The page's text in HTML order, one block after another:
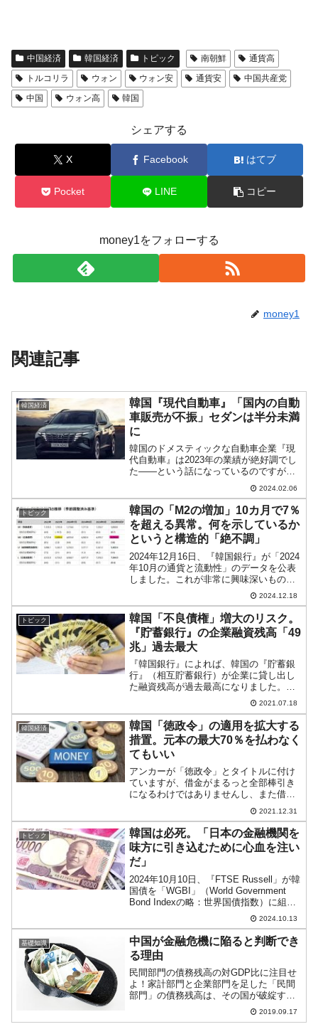
中国経済 韓国経済 トピック 南朝鮮
通貨高
トルコリラ
ウォン ウォン安 通貨安
中国共産党
中国
ウォン高 韓国
シェアする
X Facebook はてブ
Pocket LINE コピー
money1をフォローする
money1
関連記事
韓国経済
韓国『現代自動車』「国内の自動
車販売が不振」セダンは半分未満
に
韓国のドメスティックな自動車企業『現
代自動車』は2023年の業績が絶好調でし
た――という話になっているのですが、
実は足元の「国内」がぐらついていま
す。非常に面白いデータが出ています。
2024年01月の韓国内の自動車販売台数が
不振だったのです...
2024.02.06
トピック
韓国の「M2の増加」10カ月で7％
を超える異常。何を示しているか
というと構造的「絶不調」
2024年12月16日、『韓国銀行』が「2024
年10月の通貨と流動性」のデータを公表
しました。これが非常に興味深いもので
す。今回は何がおかしいのか、データか
ら何が読み取れるかをご紹介します。ま
ず以下をご覧ください。上の表組を日本
語に訳した...
2024.12.18
トピック
韓国「不良債権」増大のリスク。
『貯蓄銀行』の企業融資残高「49
兆」過去最大
『韓国銀行』によれば、韓国の『貯蓄銀
行』（相互貯蓄銀行）が企業に貸し出し
た融資残高が過去最高になりました。
2021年04月末時点で2007年以降最大の
「48兆9,992億ウォン」（約4兆7,039億
円）を記録。前年同期比で20％も増加し
てい...
2021.07.18
韓国経済
韓国「徳政令」の適用を拡大する
措置。元本の最大70％を払わなく
てもいい
アンカーが「徳政令」とタイトルに付け
ていますが、借金がまるっと全部棒引き
になるわけではありませんし、また借金
を割り引きにしてくれるシステムはすで
に韓国にあります。今回あらためてご紹
介するのは、システムをより利用しやす
く改編するからです。保証...
2021.12.31
トピック
韓国は必死。「日本の金融機関を
味方に引き込むために心血を注い
だ」
2024年10月10日、『FTSE Russell」が韓
国債を「WGBI」（World Government
Bond Indexの略：世界国債指数）に組み
込むことを公表しました。韓国では、悲
願達成ということで、またぞろ「韓国が
世界に認めら...
2024.10.13
基礎知識
中国が金融危機に陥ると判断でき
る理由
民間部門の債務残高の対GDP比に注目せ
よ！家計部門と企業部門を足した「民間
部門」の債務残高は、その国が破綻する
かどうかの目安になります。というの
は、債務の急拡大は経済にとって大きな
2019.09.17